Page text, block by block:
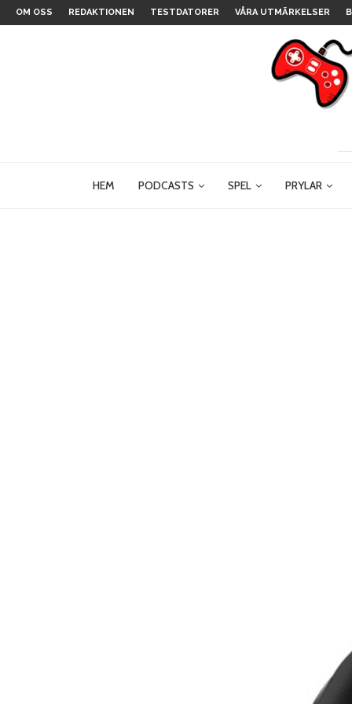
OM OSS REDAKTIONEN TESTDATORER VÅRA UTMÄRKELSER
HEM PODCASTS SPEL PRYLAR